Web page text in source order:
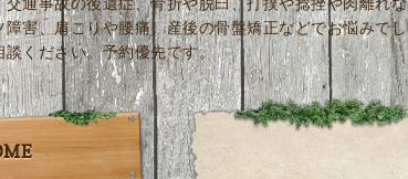
害、肩こりや腰痛、産後の骨盤矯正などでお悩みでし
ください。予約優先です。